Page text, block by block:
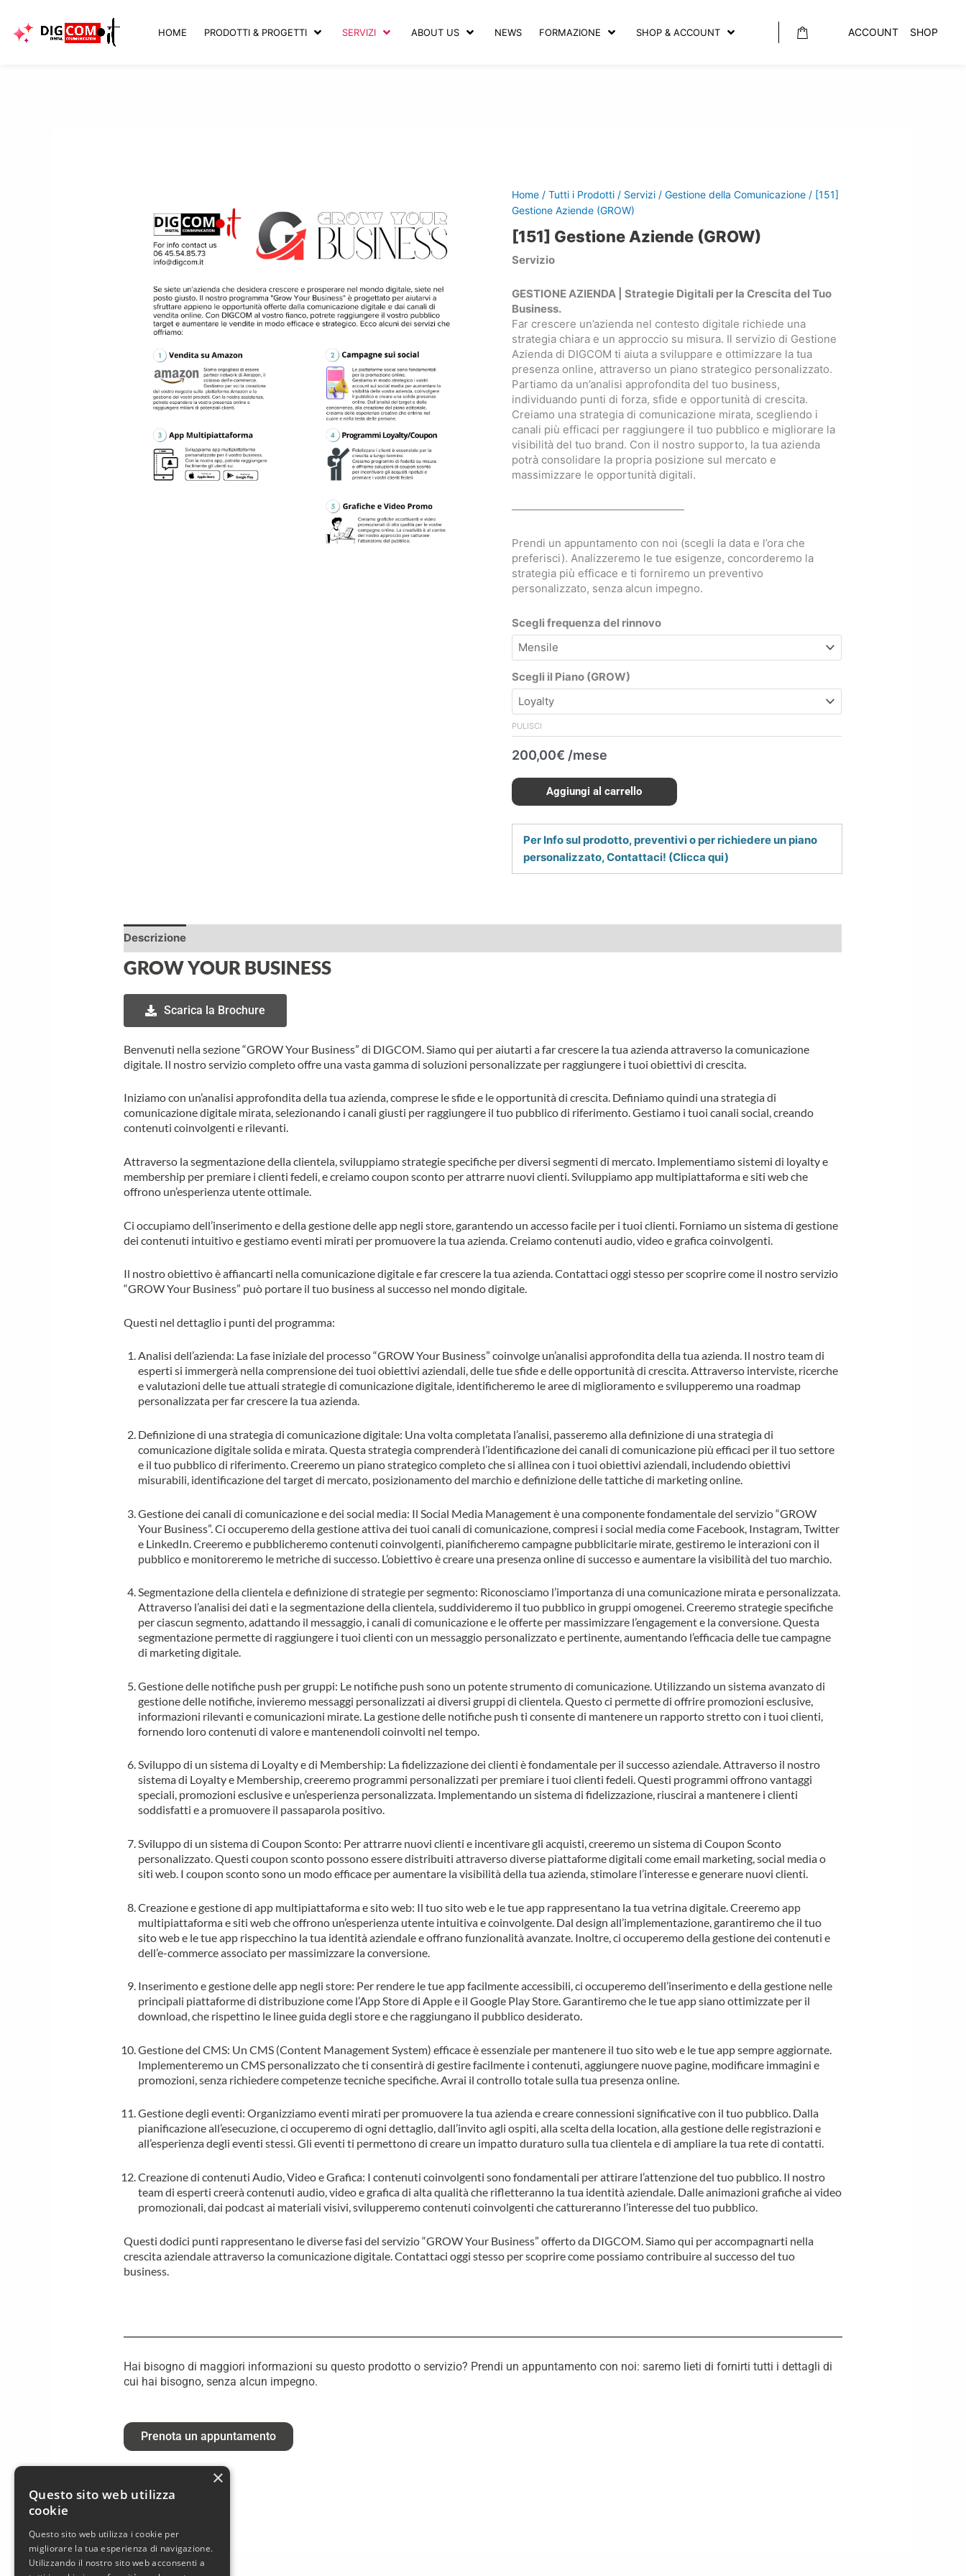
contenuto
HOME PRODOTTI & PROGETTI SERVIZI ABOUT US NEWS FORMAZIONE SHOP & ACCOUNT ACCOUNT SHOP
Home / Tutti i Prodotti / Servizi / Gestione della Comunicazione / [151]
Gestione Aziende (GROW)
[151] Gestione Aziende (GROW)
Servizio
GESTIONE AZIENDA | Strategie Digitali per la Crescita del Tuo
Business.
Far crescere un’azienda nel contesto digitale richiede una
strategia chiara e un approccio su misura. Il servizio di Gestione
Azienda di DIGCOM ti aiuta a sviluppare e ottimizzare la tua
presenza online, attraverso un piano strategico personalizzato.
Partiamo da un’analisi approfondita del tuo business,
individuando punti di forza, sfide e opportunità di crescita.
Creiamo una strategia di comunicazione mirata, scegliendo i
canali più efficaci per raggiungere il tuo pubblico e migliorare la
visibilità del tuo brand. Con il nostro supporto, la tua azienda
potrà consolidare la propria posizione sul mercato e
massimizzare le opportunità digitali.
————————————————
Prendi un appuntamento con noi (scegli la data e l’ora che
preferisci). Analizzeremo le tue esigenze, concorderemo la
strategia più efficace e ti forniremo un preventivo
personalizzato, senza alcun impegno.
Scegli frequenza del rinnovo
Scegli il Piano (GROW)
PULISCI
200,00€ /mese
Aggiungi al carrello
Per Info sul prodotto, preventivi o per richiedere un piano
personalizzato, Contattaci! (Clicca qui)
Descrizione
GROW YOUR BUSINESS
Scarica la Brochure
Benvenuti nella sezione “GROW Your Business” di DIGCOM. Siamo qui per aiutarti a far crescere la tua azienda attraverso la comunicazione
digitale. Il nostro servizio completo offre una vasta gamma di soluzioni personalizzate per raggiungere i tuoi obiettivi di crescita.
Iniziamo con un’analisi approfondita della tua azienda, comprese le sfide e le opportunità di crescita. Definiamo quindi una strategia di
comunicazione digitale mirata, selezionando i canali giusti per raggiungere il tuo pubblico di riferimento. Gestiamo i tuoi canali social, creando
contenuti coinvolgenti e rilevanti.
Attraverso la segmentazione della clientela, sviluppiamo strategie specifiche per diversi segmenti di mercato. Implementiamo sistemi di loyalty e
membership per premiare i clienti fedeli, e creiamo coupon sconto per attrarre nuovi clienti. Sviluppiamo app multipiattaforma e siti web che
offrono un’esperienza utente ottimale.
Ci occupiamo dell’inserimento e della gestione delle app negli store, garantendo un accesso facile per i tuoi clienti. Forniamo un sistema di gestione
dei contenuti intuitivo e gestiamo eventi mirati per promuovere la tua azienda. Creiamo contenuti audio, video e grafica coinvolgenti.
Il nostro obiettivo è affiancarti nella comunicazione digitale e far crescere la tua azienda. Contattaci oggi stesso per scoprire come il nostro servizio
“GROW Your Business” può portare il tuo business al successo nel mondo digitale.
Questi nel dettaglio i punti del programma:
Analisi dell’azienda: La fase iniziale del processo “GROW Your Business” coinvolge un’analisi approfondita della tua azienda. Il nostro team di
esperti si immergerà nella comprensione dei tuoi obiettivi aziendali, delle tue sfide e delle opportunità di crescita. Attraverso interviste, ricerche
e valutazioni delle tue attuali strategie di comunicazione digitale, identificheremo le aree di miglioramento e svilupperemo una roadmap
personalizzata per far crescere la tua azienda.
Definizione di una strategia di comunicazione digitale: Una volta completata l’analisi, passeremo alla definizione di una strategia di
comunicazione digitale solida e mirata. Questa strategia comprenderà l’identificazione dei canali di comunicazione più efficaci per il tuo settore
e il tuo pubblico di riferimento. Creeremo un piano strategico completo che si allinea con i tuoi obiettivi aziendali, includendo obiettivi
misurabili, identificazione del target di mercato, posizionamento del marchio e definizione delle tattiche di marketing online.
Gestione dei canali di comunicazione e dei social media: Il Social Media Management è una componente fondamentale del servizio “GROW
Your Business”. Ci occuperemo della gestione attiva dei tuoi canali di comunicazione, compresi i social media come Facebook, Instagram, Twitter
e LinkedIn. Creeremo e pubblicheremo contenuti coinvolgenti, pianificheremo campagne pubblicitarie mirate, gestiremo le interazioni con il
pubblico e monitoreremo le metriche di successo. L’obiettivo è creare una presenza online di successo e aumentare la visibilità del tuo marchio.
Segmentazione della clientela e definizione di strategie per segmento: Riconosciamo l’importanza di una comunicazione mirata e personalizzata.
Attraverso l’analisi dei dati e la segmentazione della clientela, suddivideremo il tuo pubblico in gruppi omogenei. Creeremo strategie specifiche
per ciascun segmento, adattando il messaggio, i canali di comunicazione e le offerte per massimizzare l’engagement e la conversione. Questa
segmentazione permette di raggiungere i tuoi clienti con un messaggio personalizzato e pertinente, aumentando l’efficacia delle tue campagne
di marketing digitale.
Gestione delle notifiche push per gruppi: Le notifiche push sono un potente strumento di comunicazione. Utilizzando un sistema avanzato di
gestione delle notifiche, invieremo messaggi personalizzati ai diversi gruppi di clientela. Questo ci permette di offrire promozioni esclusive,
informazioni rilevanti e comunicazioni mirate. La gestione delle notifiche push ti consente di mantenere un rapporto stretto con i tuoi clienti,
fornendo loro contenuti di valore e mantenendoli coinvolti nel tempo.
Sviluppo di un sistema di Loyalty e di Membership: La fidelizzazione dei clienti è fondamentale per il successo aziendale. Attraverso il nostro
sistema di Loyalty e Membership, creeremo programmi personalizzati per premiare i tuoi clienti fedeli. Questi programmi offrono vantaggi
speciali, promozioni esclusive e un’esperienza personalizzata. Implementando un sistema di fidelizzazione, riuscirai a mantenere i clienti
soddisfatti e a promuovere il passaparola positivo.
Sviluppo di un sistema di Coupon Sconto: Per attrarre nuovi clienti e incentivare gli acquisti, creeremo un sistema di Coupon Sconto
personalizzato. Questi coupon sconto possono essere distribuiti attraverso diverse piattaforme digitali come email marketing, social media o
siti web. I coupon sconto sono un modo efficace per aumentare la visibilità della tua azienda, stimolare l’interesse e generare nuovi clienti.
Creazione e gestione di app multipiattaforma e sito web: Il tuo sito web e le tue app rappresentano la tua vetrina digitale. Creeremo app
multipiattaforma e siti web che offrono un’esperienza utente intuitiva e coinvolgente. Dal design all’implementazione, garantiremo che il tuo
sito web e le tue app rispecchino la tua identità aziendale e offrano funzionalità avanzate. Inoltre, ci occuperemo della gestione dei contenuti e
dell’e-commerce associato per massimizzare la conversione.
Inserimento e gestione delle app negli store: Per rendere le tue app facilmente accessibili, ci occuperemo dell’inserimento e della gestione nelle
principali piattaforme di distribuzione come l’App Store di Apple e il Google Play Store. Garantiremo che le tue app siano ottimizzate per il
download, che rispettino le linee guida degli store e che raggiungano il pubblico desiderato.
Gestione del CMS: Un CMS (Content Management System) efficace è essenziale per mantenere il tuo sito web e le tue app sempre aggiornate.
Implementeremo un CMS personalizzato che ti consentirà di gestire facilmente i contenuti, aggiungere nuove pagine, modificare immagini e
promozioni, senza richiedere competenze tecniche specifiche. Avrai il controllo totale sulla tua presenza online.
Gestione degli eventi: Organizziamo eventi mirati per promuovere la tua azienda e creare connessioni significative con il tuo pubblico. Dalla
pianificazione all’esecuzione, ci occuperemo di ogni dettaglio, dall’invito agli ospiti, alla scelta della location, alla gestione delle registrazioni e
all’esperienza degli eventi stessi. Gli eventi ti permettono di creare un impatto duraturo sulla tua clientela e di ampliare la tua rete di contatti.
Creazione di contenuti Audio, Video e Grafica: I contenuti coinvolgenti sono fondamentali per attirare l’attenzione del tuo pubblico. Il nostro
team di esperti creerà contenuti audio, video e grafica di alta qualità che rifletteranno la tua identità aziendale. Dalle animazioni grafiche ai video
promozionali, dai podcast ai materiali visivi, svilupperemo contenuti coinvolgenti che cattureranno l’interesse del tuo pubblico.
Questi dodici punti rappresentano le diverse fasi del servizio “GROW Your Business” offerto da DIGCOM. Siamo qui per accompagnarti nella
crescita aziendale attraverso la comunicazione digitale. Contattaci oggi stesso per scoprire come possiamo contribuire al successo del tuo
business.
Hai bisogno di maggiori informazioni su questo prodotto o servizio? Prendi un appuntamento con noi: saremo lieti di fornirti tutti i dettagli di
cui hai bisogno, senza alcun impegno.
Prenota un appuntamento
×
Questo sito web utilizza
cookie
Questo sito web utilizza i cookie per
migliorare la tua esperienza di navigazione.
Utilizzando il nostro sito web acconsenti a